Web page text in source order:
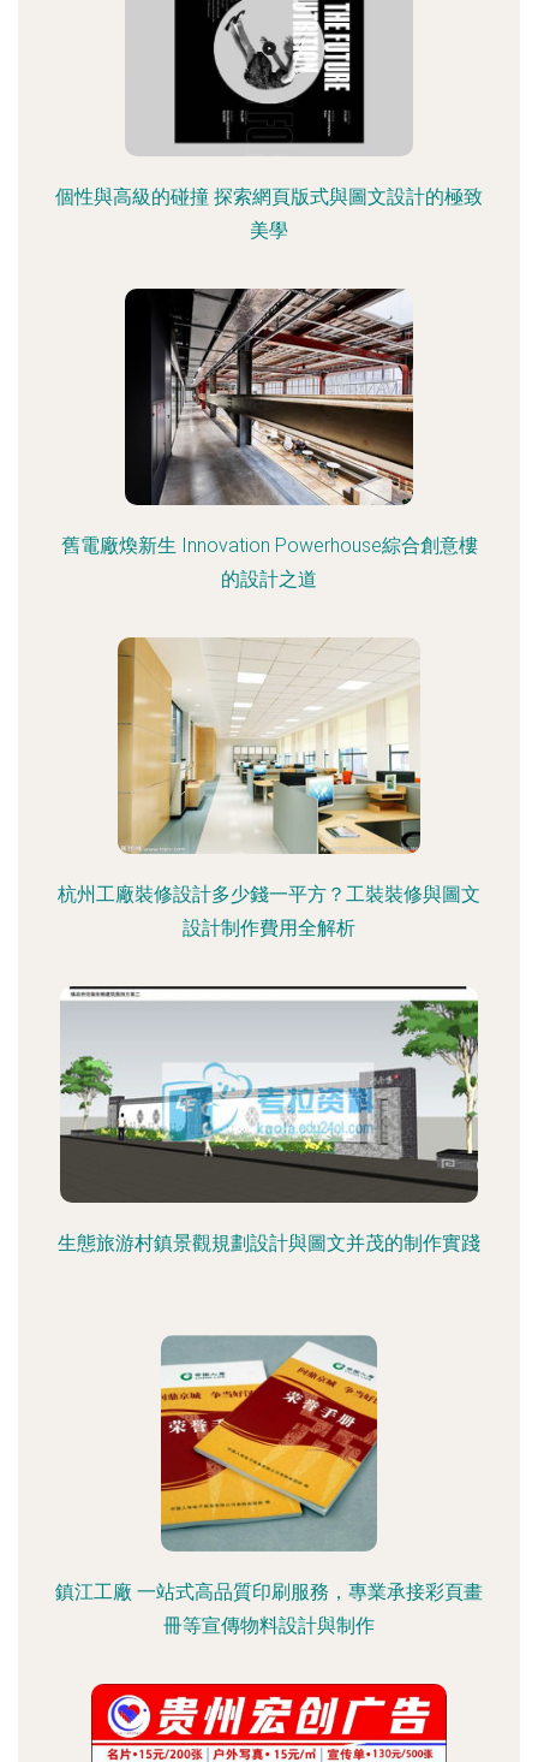
個性與高級的碰撞 探索網頁版式與圖文設計的極致
美學
舊電廠煥新生 Innovation Powerhouse綜合創意樓
的設計之道
杭州工廠裝修設計多少錢一平方？工裝裝修與圖文
設計制作費用全解析
生態旅游村鎮景觀規劃設計與圖文并茂的制作實踐
鎮江工廠 一站式高品質印刷服務，專業承接彩頁畫
冊等宣傳物料設計與制作